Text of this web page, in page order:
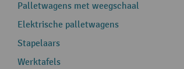
Palletwagens met weegschaal
Elektrische palletwagens
Stapelaars
Werktafels